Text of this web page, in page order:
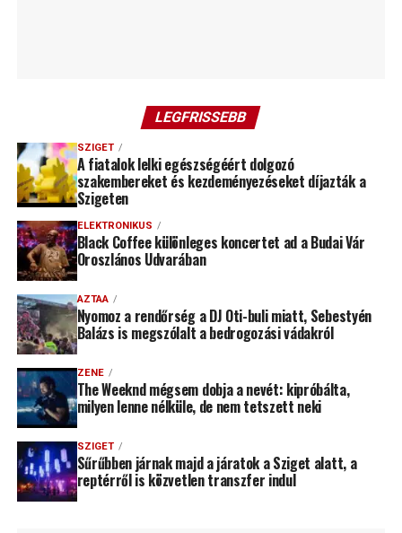
LEGFRISSEBB
SZIGET
A fiatalok lelki egészségéért dolgozó
szakembereket és kezdeményezéseket díjazták a
Szigeten
ELEKTRONIKUS
Black Coffee különleges koncertet ad a Budai Vár
Oroszlános Udvarában
AZTAA
Nyomoz a rendőrség a DJ Oti-buli miatt, Sebestyén
Balázs is megszólalt a bedrogozási vádakról
ZENE
The Weeknd mégsem dobja a nevét: kipróbálta,
milyen lenne nélküle, de nem tetszett neki
SZIGET
Sűrűbben járnak majd a járatok a Sziget alatt, a
reptérről is közvetlen transzfer indul